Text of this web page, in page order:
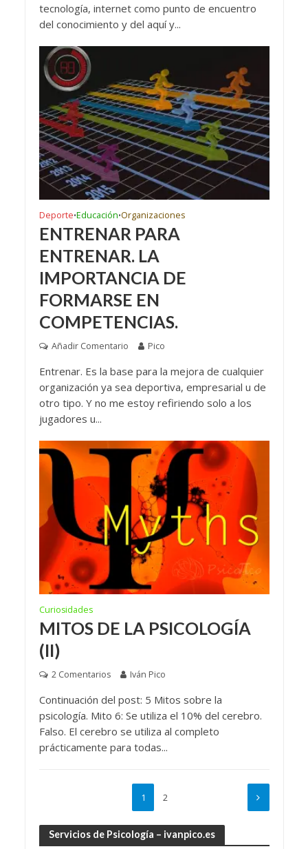
tecnología, internet como punto de encuentro
del conocimiento y del aquí y...
Deporte•Educación•Organizaciones
ENTRENAR PARA
ENTRENAR. LA
IMPORTANCIA DE
FORMARSE EN
COMPETENCIAS.
Añadir Comentario Pico
Entrenar. Es la base para la mejora de cualquier
organización ya sea deportiva, empresarial u de
otro tipo. Y no me estoy refiriendo solo a los
jugadores u...
Curiosidades
MITOS DE LA PSICOLOGÍA
(II)
2 Comentarios Iván Pico
Continuación del post: 5 Mitos sobre la
psicología. Mito 6: Se utiliza el 10% del cerebro.
Falso. El cerebro se utiliza al completo
prácticamente para todas...
1 2
Servicios de Psicología – ivanpico.es